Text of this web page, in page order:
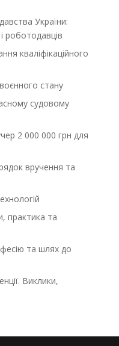
України:
роботодавців
кваліфікаційного
стану
судовому
2 000 000 грн для
вручення та
практика та
та шлях до
Виклики,